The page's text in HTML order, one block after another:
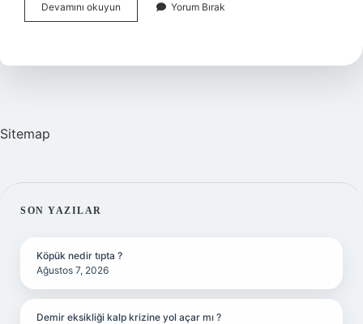
Devamını okuyun
Olan
Yapmalı
Yorum Bırak
Sitemap
SIDEBAR
SON YAZILAR
Köpük nedir tıpta ?
Ağustos 7, 2026
Demir eksikliği kalp krizine yol açar mı ?